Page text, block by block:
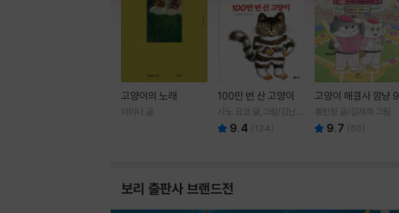
고양이의 노래
이미나 글
100만 번 산 고양이
사노 요코 글,그림/김난주
역 9.4 (124)
고양이 해결사 깜냥 9
홍민정 글/김재희 그림
9.7 (60)
보리 출판사 브랜드전